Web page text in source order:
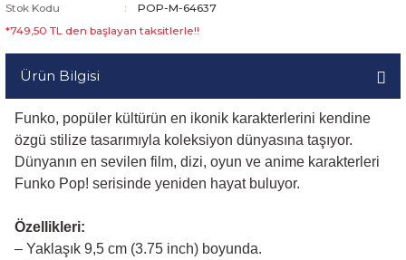
Stok Kodu
POP-M-64637
*749,50 TL den başlayan taksitlerle!!
Ürün Bilgisi
Funko, popüler kültürün en ikonik karakterlerini kendine
özgü stilize tasarımıyla koleksiyon dünyasına taşıyor.
Dünyanın en sevilen film, dizi, oyun ve anime karakterleri
Funko Pop! serisinde yeniden hayat buluyor.
Özellikleri:
– Yaklaşık 9,5 cm (3.75 inch) boyunda.